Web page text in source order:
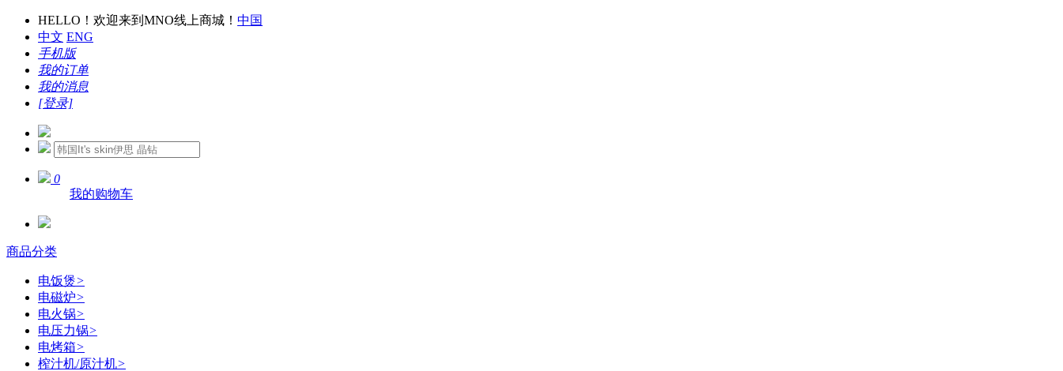
HELLO！欢迎来到MNO线上商城！ 中国
中文 ENG
手机版
我的订单
我的消息
[登录]
0
我的购物车
商品分类
电饭煲>
电磁炉>
电火锅>
电压力锅>
电烤箱>
榨汁机/原汁机>